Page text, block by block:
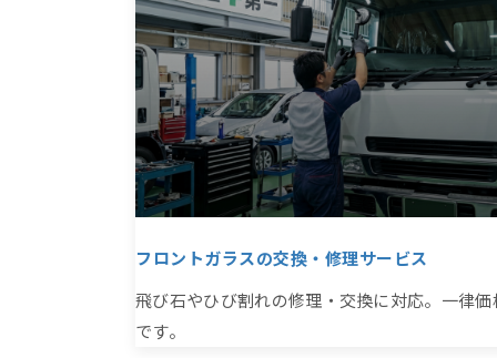
フロントガラスの交換・修理サービス
飛び石やひび割れの修理・交換に対応。一律
です。